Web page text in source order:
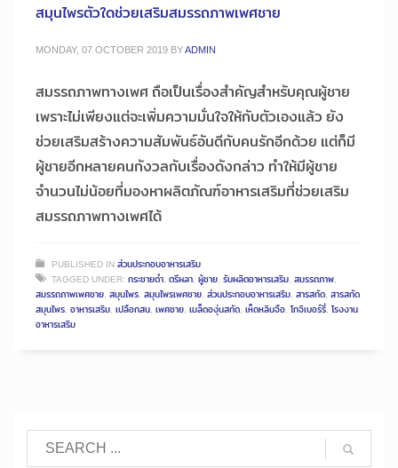
สมุนไพรตัวใดช่วยเสริมสมรรถภาพเพศชาย
MONDAY, 07 OCTOBER 2019 BYADMIN
สมรรถภาพทางเพศ ถือเป็นเรื่องสำคัญสำหรับคุณผู้ชาย
เพราะไม่เพียงแต่จะเพิ่มความมั่นใจให้กับตัวเองแล้ว ยัง
ช่วยเสริมสร้างความสัมพันธ์อันดีกับคนรักอีกด้วย แต่ก็มี
ผู้ชายอีกหลายคนกังวลกับเรื่องดังกล่าว ทำให้มีผู้ชาย
จำนวนไม่น้อยที่มองหาผลิตภัณฑ์อาหารเสริมที่ช่วยเสริม
สมรรถภาพทางเพศได้
PUBLISHED INส่วนประกอบอาหารเสริม
TAGGED UNDER: กระชายดำ, ตรีผลา, ผู้ชาย, รับผลิตอาหารเสริม, สมรรถภาพ,
สมรรถภาพเพศชาย, สมุนไพร, สมุนไพรเพศชาย, ส่วนประกอบอาหารเสริม, สารสกัด, สารสกัด
สมุนไพร, อาหารเสริม, เปลือกสน, เพศชาย, เมล็ดองุ่นสกัด, เห็ดหลินจือ, โกจิเบอร์รี่, โรงงาน
อาหารเสริม